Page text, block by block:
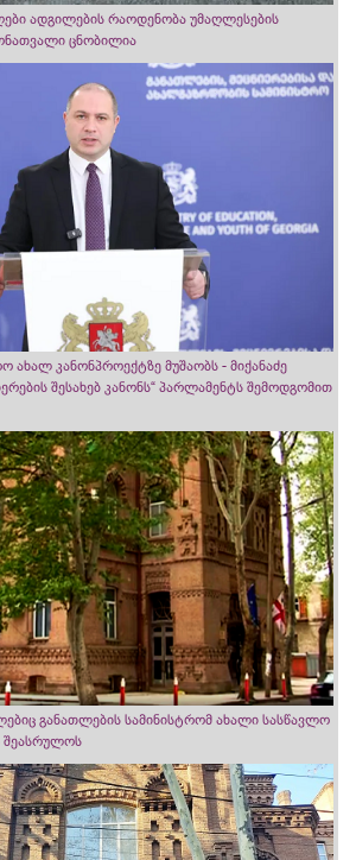
ადგილების რაოდენობა უმაღლესების
ცნობილია
ახალ კანონპროექტზე მუშაობს - მიქანაძე
შესახებ კანონს“ პარლამენტს შემოდგომით
განათლების სამინისტრომ ახალი სასწავლო
შეასრულოს